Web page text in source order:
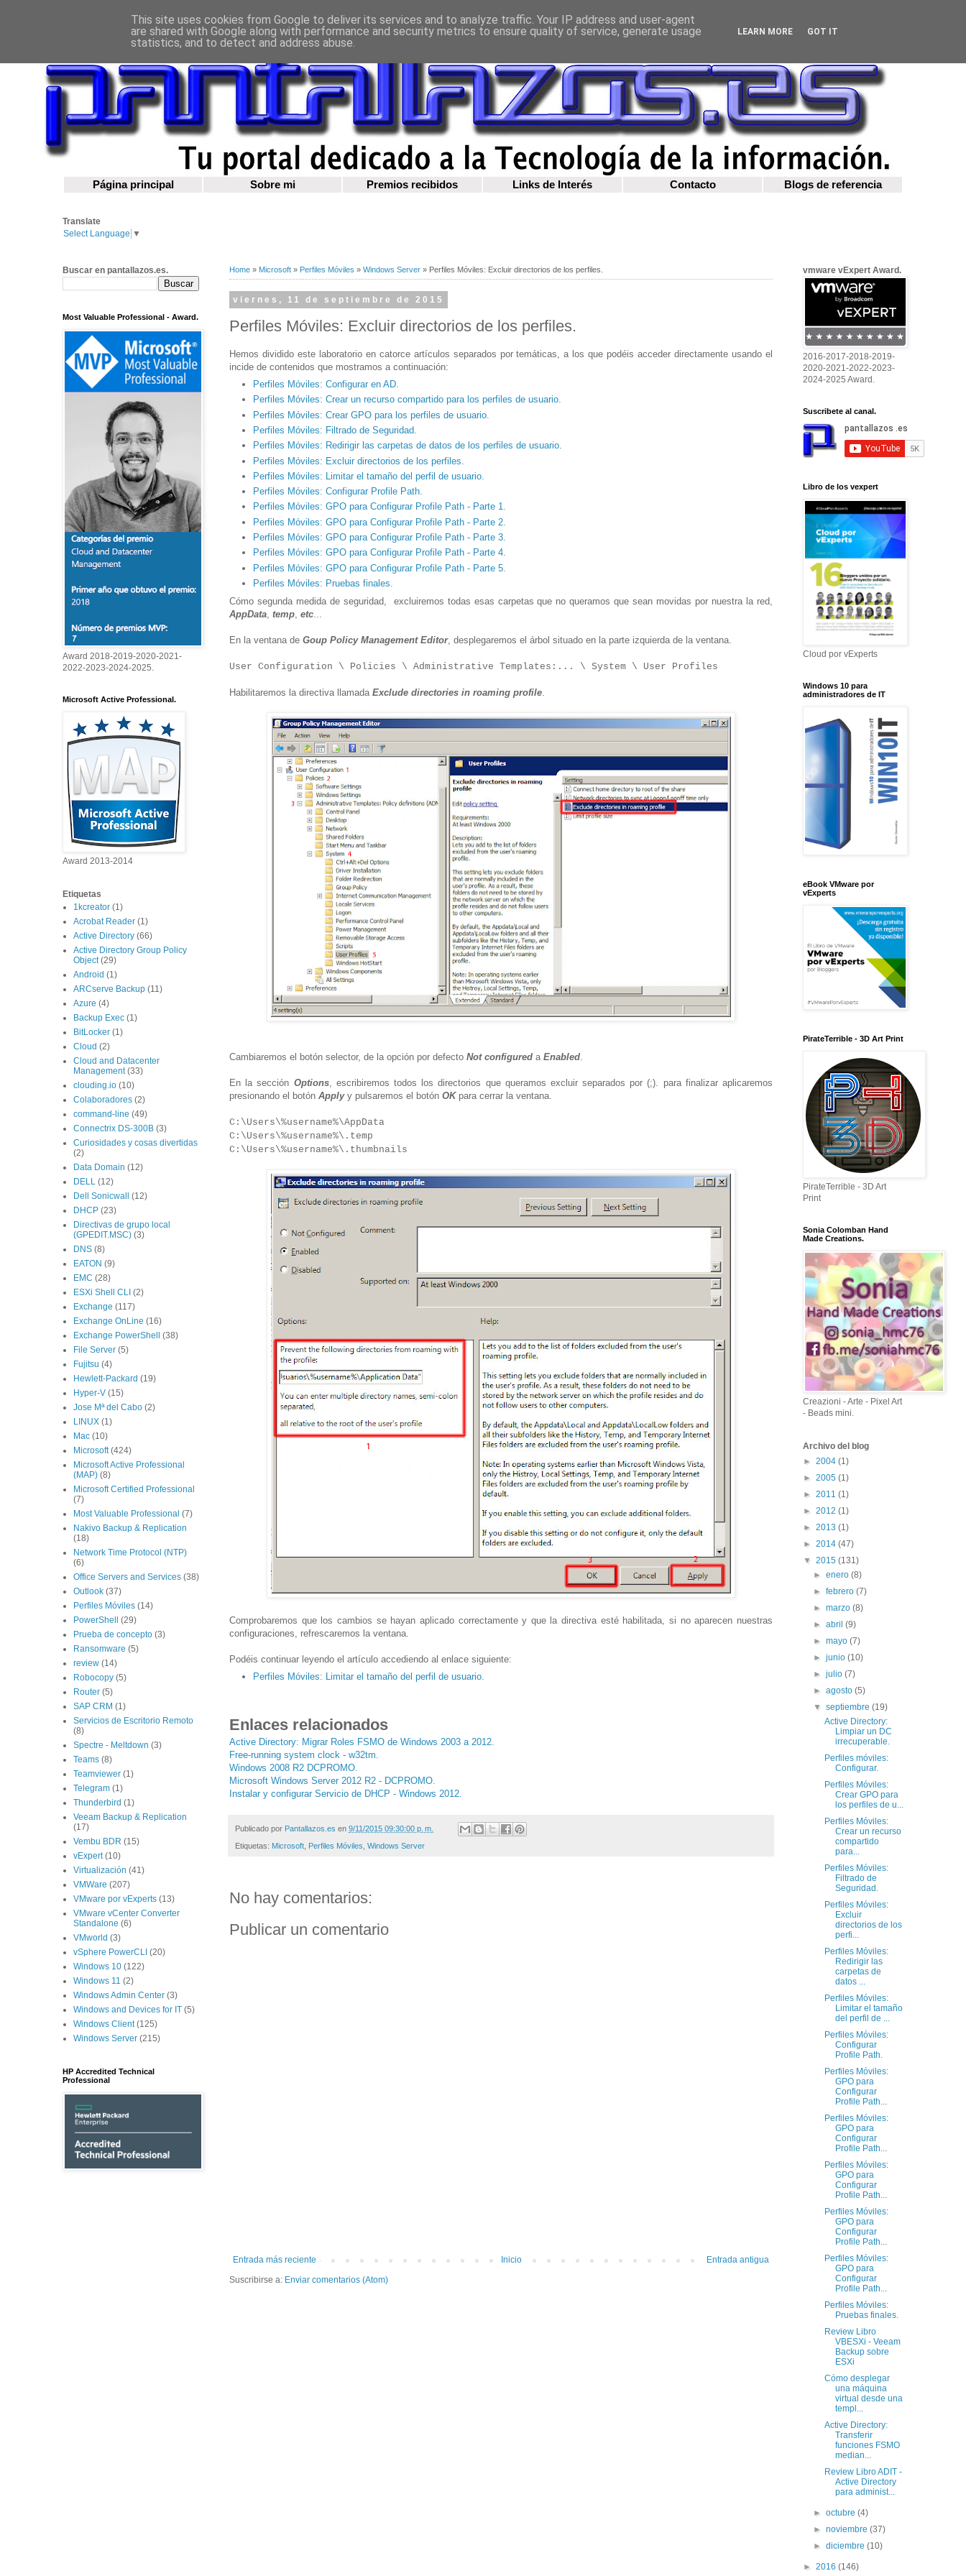
Página principal Sobre mi Premios recibidos Links de Interés Contacto Blogs de referencia
Translate
Select Language ▼
Home » Microsoft » Perfiles Móviles » Windows Server » Perfiles Móviles: Excluir directorios de los perfiles.
viernes, 11 de septiembre de 2015
Perfiles Móviles: Excluir directorios de los perfiles.
Hemos dividido este laboratorio en catorce artículos separados por temáticas, a los que podéis acceder directamente usando el
incide de contenidos que mostramos a continuación:
Perfiles Móviles: Configurar en AD.
Perfiles Móviles: Crear un recurso compartido para los perfiles de usuario.
Perfiles Móviles: Crear GPO para los perfiles de usuario.
Perfiles Móviles: Filtrado de Seguridad.
Perfiles Móviles: Redirigir las carpetas de datos de los perfiles de usuario.
Perfiles Móviles: Excluir directorios de los perfiles.
Perfiles Móviles: Limitar el tamaño del perfil de usuario.
Perfiles Móviles: Configurar Profile Path.
Perfiles Móviles: GPO para Configurar Profile Path - Parte 1.
Perfiles Móviles: GPO para Configurar Profile Path - Parte 2.
Perfiles Móviles: GPO para Configurar Profile Path - Parte 3.
Perfiles Móviles: GPO para Configurar Profile Path - Parte 4.
Perfiles Móviles: GPO para Configurar Profile Path - Parte 5.
Perfiles Móviles: Pruebas finales.
Cómo segunda medida de seguridad, excluiremos todas esas carpetas que no queramos que sean movidas por nuestra la red,
AppData temp etc
En la ventana de Goup Policy Management Editor, desplegaremos el árbol situado en la parte izquierda de la ventana.
User Configuration \ Policies \ Administrative Templates:... \ System \ User Profiles
Habilitaremos la directiva llamada Exclude directories in roaming profile
Cambiaremos el botón selector, de la opción por defecto Not configured a Enabled
En la sección Options, escribiremos todos los directorios que queramos excluir separados por (;). para finalizar aplicaremos
presionando el botón Applyy pulsaremos el botón OK para cerrar la ventana.
C:\Users\%username%\AppData
C:\Users\%username%\.temp
C:\Users\%username%\.thumbnails
Comprobaremos que los cambios se hayan aplicado correctamente y que la directiva esté habilitada, si no aparecen nuestras
configuraciones, refrescaremos la ventana.
Podéis continuar leyendo el artículo accediendo al enlace siguiente:
Perfiles Móviles: Limitar el tamaño del perfil de usuario.
Enlaces relacionados
Active Directory: Migrar Roles FSMO de Windows 2003 a 2012.
Free-running system clock - w32tm.
Windows 2008 R2 DCPROMO.
Microsoft Windows Server 2012 R2 - DCPROMO.
Instalar y configurar Servicio de DHCP - Windows 2012.
Publicado por Pantallazos.es en 9/11/2015 09:30:00 p. m.
Etiquetas: Microsoft Perfiles Móviles Windows Server
No hay comentarios:
Publicar un comentario
Entrada más reciente Entrada antigua
Inicio
Suscribirse a: Enviar comentarios (Atom)
Buscar en pantallazos.es.
Most Valuable Professional - Award.
Award 2018-2019-2020-2021-
2022-2023-2024-2025.
Microsoft Active Professional.
Award 2013-2014
Etiquetas
1kcreator (1)
Acrobat Reader (1)
Active Directory (66)
Active Directory Group Policy
Object (29)
Android (1)
ARCserve Backup (11)
Azure (4)
Backup Exec (1)
BitLocker (1)
Cloud (2)
Cloud and Datacenter
Management (33)
clouding.io (10)
Colaboradores (2)
command-line (49)
Connectrix DS-300B (3)
Curiosidades y cosas divertidas
(2)
Data Domain (12)
DELL (12)
Dell Sonicwall (12)
DHCP (23)
Directivas de grupo local
(GPEDIT.MSC) (3)
DNS (8)
EATON (9)
EMC (28)
ESXi Shell CLI (2)
Exchange (117)
Exchange OnLine (16)
Exchange PowerShell (38)
File Server (5)
Fujitsu (4)
Hewlett-Packard (19)
Hyper-V (15)
Jose Mª del Cabo (2)
LINUX (1)
Mac (10)
Microsoft (424)
Microsoft Active Professional
(MAP) (8)
Microsoft Certified Professional
(7)
Most Valuable Professional (7)
Nakivo Backup & Replication
(18)
Network Time Protocol (NTP)
(6)
Office Servers and Services (38)
Outlook (37)
Perfiles Móviles (14)
PowerShell (29)
Prueba de concepto (3)
Ransomware (5)
review (14)
Robocopy (5)
Router (5)
SAP CRM (1)
Servicios de Escritorio Remoto
(8)
Spectre - Meltdown (3)
Teams (8)
Teamviewer (1)
Telegram (1)
Thunderbird (1)
Veeam Backup & Replication
(17)
Vembu BDR (15)
vExpert (10)
Virtualización (41)
VMWare (207)
VMware por vExperts (13)
VMware vCenter Converter
Standalone (6)
VMworld (3)
vSphere PowerCLI (20)
Windows 10 (122)
Windows 11 (2)
Windows Admin Center (3)
Windows and Devices for IT (5)
Windows Client (125)
Windows Server (215)
HP Accredited Technical
Professional
vmware vExpert Award.
2016-2017-2018-2019-
2020-2021-2022-2023-
2024-2025 Award.
Suscribete al canal.
Libro de los vexpert
Cloud por vExperts
Windows 10 para
administradores de IT
eBook VMware por
vExperts
PirateTerrible - 3D Art Print
PirateTerrible - 3D Art
Print
Sonia Colomban Hand
Made Creations.
Creazioni - Arte - Pixel Art
- Beads mini.
Archivo del blog
► 2004 (1)
► 2005 (1)
► 2011 (1)
► 2012 (1)
► 2013 (1)
► 2014 (47)
▼ 2015 (131)
►enero(8)
►febrero(7)
►marzo(8)
►abril(9)
►mayo(7)
►junio(10)
►julio(7)
►agosto(5)
▼septiembre(19)
Active Directory:
Limpiar un DC
irrecuperable.
Perfiles móviles:
Configurar.
Perfiles Móviles:
Crear GPO para
los perfiles de u...
Perfiles Móviles:
Crear un recurso
compartido
para...
Perfiles Móviles:
Filtrado de
Seguridad.
Perfiles Móviles:
Excluir
directorios de los
perfi...
Perfiles Móviles:
Redirigir las
carpetas de
datos ...
Perfiles Móviles:
Limitar el tamaño
del perfil de ...
Perfiles Móviles:
Configurar
Profile Path.
Perfiles Móviles:
GPO para
Configurar
Profile Path...
Perfiles Móviles:
GPO para
Configurar
Profile Path...
Perfiles Móviles:
GPO para
Configurar
Profile Path...
Perfiles Móviles:
GPO para
Configurar
Profile Path...
Perfiles Móviles:
GPO para
Configurar
Profile Path...
Perfiles Móviles:
Pruebas finales.
Review Libro
VBESXi - Veeam
Backup sobre
ESXi
Cómo desplegar
una máquina
virtual desde una
templ...
Active Directory:
Transferir
funciones FSMO
median...
Review Libro ADIT -
Active Directory
para administ...
►octubre(4)
►noviembre(37)
►diciembre(10)
► 2016 (146)
This site uses cookies from Google to deliver its services and to analyze traffic. Your IP address and user-agent
are shared with Google along with performance and security metrics to ensure quality of service, generate usage
statistics, and to detect and address abuse.
LEARN MORE GOT IT